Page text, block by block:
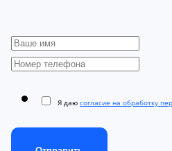
Я даю согласие на обработку